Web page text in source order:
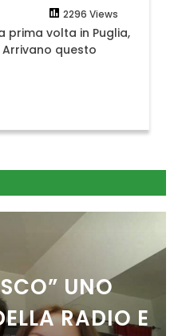
2296 Views
prima volta in Puglia,
questo
UNO
RADIO E